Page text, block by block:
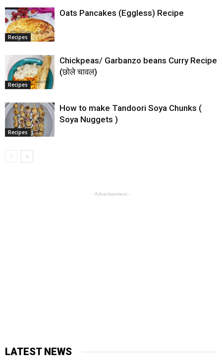
Recipes
Oats Pancakes (Eggless) Recipe
Recipes
Chickpeas/ Garbanzo beans Curry Recipe
(छोले चावल)
Recipes
How to make Tandoori Soya Chunks (
Soya Nuggets )
- Advertisement -
LATEST NEWS